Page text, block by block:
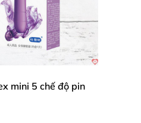
chần chừ, hãy
để không bỏ lỡ
mini 5 chế độ pin